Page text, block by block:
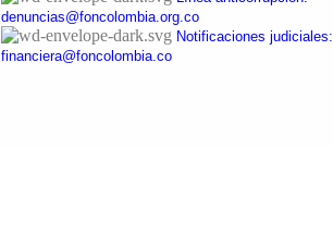
denuncias@foncolombia.org.co
Notificaciones judiciales:
financiera@foncolombia.co